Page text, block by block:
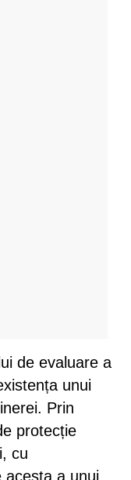
de evaluare a
unui
Prin
protecție
cu
acesta a unui